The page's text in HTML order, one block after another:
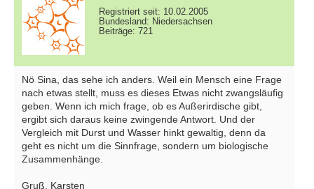
Registriert seit: 10.02.2005
Bundesland: Niedersachsen
Beiträge: 721
Nö Sina, das sehe ich anders. Weil ein Mensch eine Frage
nach etwas stellt, muss es dieses Etwas nicht zwangsläufig
geben. Wenn ich mich frage, ob es Außerirdische gibt,
ergibt sich daraus keine zwingende Antwort. Und der
Vergleich mit Durst und Wasser hinkt gewaltig, denn da
geht es nicht um die Sinnfrage, sondern um biologische
Zusammenhänge.
Gruß, Karsten